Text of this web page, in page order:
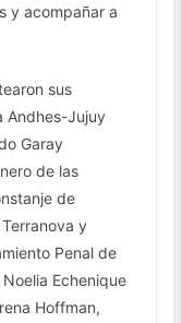
y acompañar a
sus
Andhes-Jujuy
Garay
de las
de
y
Penal de
Echenique
Hoffman,